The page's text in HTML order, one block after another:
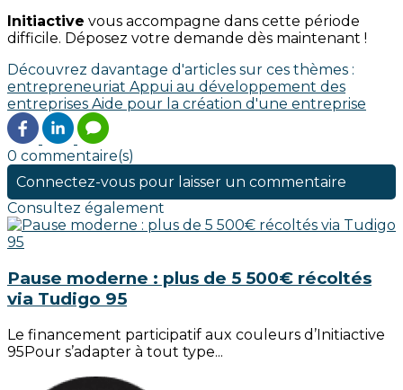
Initiactive vous accompagne dans cette période
difficile. Déposez votre demande dès maintenant !
Découvrez davantage d'articles sur ces thèmes :
entrepreneuriat Appui au développement des
entreprises Aide pour la création d'une entreprise
0 commentaire(s)
Connectez-vous pour laisser un commentaire
Consultez également
Pause moderne : plus de 5 500€ récoltés
via Tudigo 95
Le financement participatif aux couleurs d’Initiactive
95Pour s’adapter à tout type...